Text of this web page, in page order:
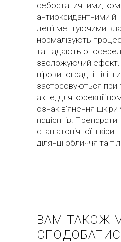
себостатичними,
антиоксидантними й
депігментуючими
нормалізують
та надають
зволожуючий
піровиноградні пілінги
застосовуються при
акне, для корекції
ознак в’янення
пацієнтів.
стан атонічної шкіри
ділянці обличчя та
ВАМ ТАКОЖ